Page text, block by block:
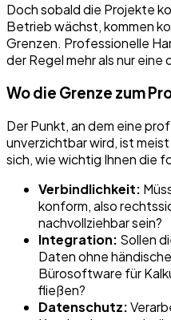
Doch sobald die Projekte
Betrieb wächst, kommen
Grenzen. Professionelle
der Regel mehr als nur
Wo die Grenze zum
Der Punkt, an dem eine
unverzichtbar wird, ist
sich, wie wichtig Ihnen die
Verbindlichkeit:
konform, also
nachvollziehbar sein?
Integration: Sollen
Daten ohne
Bürosoftware für
fließen?
Datenschutz: